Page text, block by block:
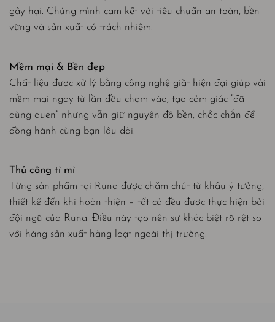
gây hại. Chúng mình cam kết với tiêu chuẩn an toàn, bền
vững và sản xuất có trách nhiệm.
Mềm mại & Bền đẹp
Chất liệu được xử lý bằng công nghệ giặt hiện đại giúp vải
mềm mại ngay từ lần đầu chạm vào, tạo cảm giác “đã
dùng quen” nhưng vẫn giữ nguyên độ bền, chắc chắn để
đồng hành cùng bạn lâu dài.
Thủ công tỉ mỉ
Từng sản phẩm tại Runa được chăm chút từ khâu ý tưởng,
thiết kế đến khi hoàn thiện – tất cả đều được thực hiện bởi
đội ngũ của Runa. Điều này tạo nên sự khác biệt rõ rệt so
với hàng sản xuất hàng loạt ngoài thị trường.